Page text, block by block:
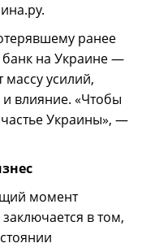
ранее
на Украине —
массу усилий,
влияние. «Чтобы
Украины», —
момент
в том,